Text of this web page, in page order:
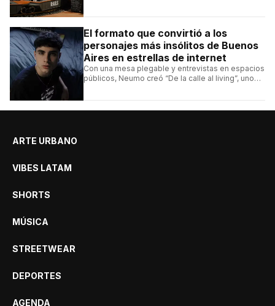
El formato que convirtió a los
personajes más insólitos de Buenos
Aires en estrellas de internet
Con una mesa plegable y entrevistas en espacios
públicos, Neumo creó “De la calle al living”, uno
ARTE URBANO
VIBES LATAM
SHORTS
MÚSICA
STREETWEAR
DEPORTES
AGENDA